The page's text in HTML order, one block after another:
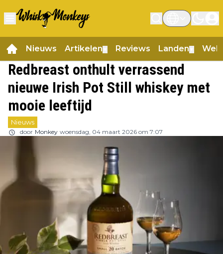
Nieuws Artikelen Reviews Landen
Redbreast onthult verrassend
nieuwe Irish Pot Still whiskey met
mooie leeftijd
Nieuws
door Monkey woensdag, 04 maart 2026 om 7:07